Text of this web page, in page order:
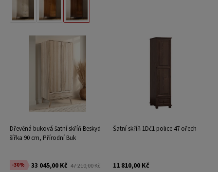
Dřevěná buková šatní skříň Beskyd
šířka 90 cm, Přírodní Buk
-30% 33 045,00 Kč 47 210,00 Kč
Šatní skříň 1Dč1 police 47 ořech
11 810,00 Kč